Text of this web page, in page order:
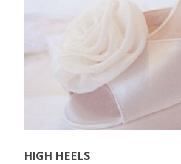
HIGH HEELS